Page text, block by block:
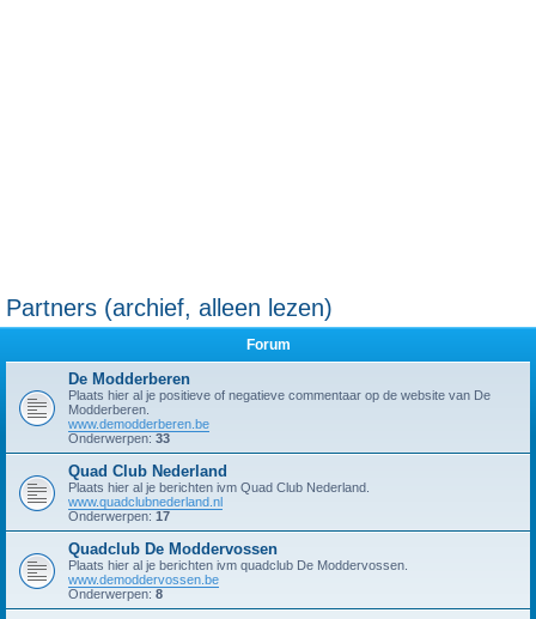
Partners (archief, alleen lezen)
Forum
De Modderberen
Plaats hier al je positieve of negatieve commentaar op de website van De
Modderberen.
www.demodderberen.be
Onderwerpen: 33
Quad Club Nederland
Plaats hier al je berichten ivm Quad Club Nederland.
www.quadclubnederland.nl
Onderwerpen: 17
Quadclub De Moddervossen
Plaats hier al je berichten ivm quadclub De Moddervossen.
www.demoddervossen.be
Onderwerpen: 8